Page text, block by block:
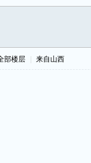
部楼层 来自山西